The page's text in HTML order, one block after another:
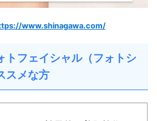
www.shinagawa.com/
トフェイシャル（フォトシ
スメな方